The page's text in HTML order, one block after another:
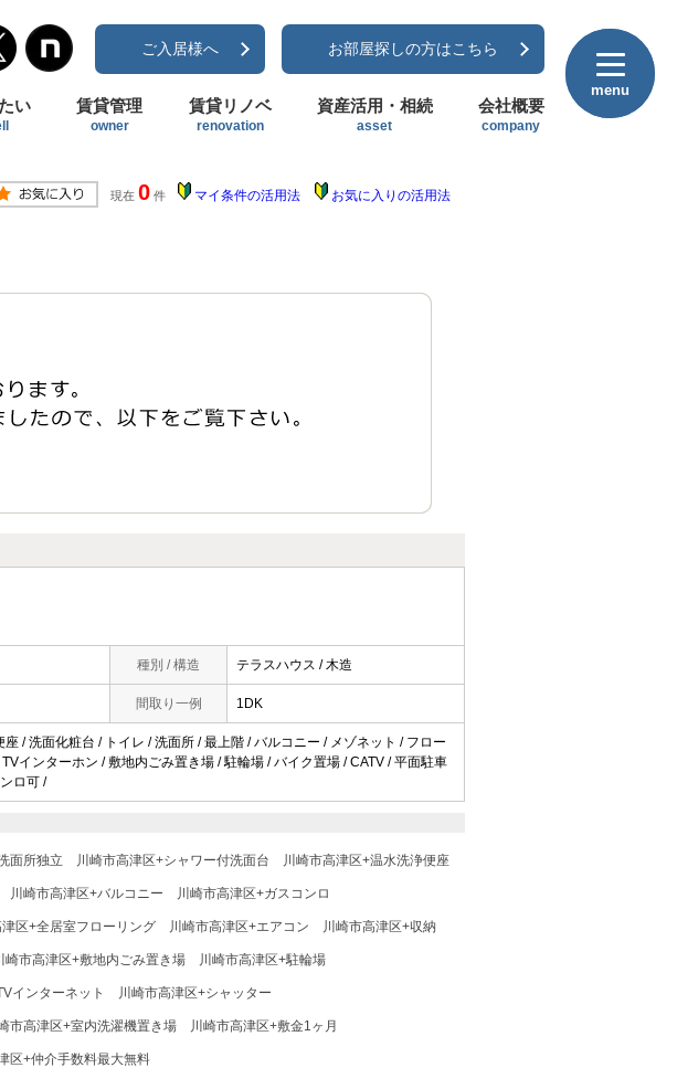
ご入居様へ お部屋探しの方はこちら
い 賃貸管理
owner
賃貸リノベ
renovation
資産活用・相続
asset
会社概要
company
menu
menu
現在 0 件 マイ条件の活用法 お気に入りの活用法
種別 / 構造 テラスハウス / 木造
間取り一例 1DK
/ 洗面化粧台 / トイレ / 洗面所 / 最上階 / バルコニー / メゾネット / フロー
インターホン / 敷地内ごみ置き場 / 駐輪場 / バイク置場 / CATV / 平面駐車
ロ可 /
面所独立 川崎市高津区+シャワー付洗面台 川崎市高津区+温水洗浄便座
川崎市高津区+バルコニー 川崎市高津区+ガスコンロ
津区+全居室フローリング 川崎市高津区+エアコン 川崎市高津区+収納
崎市高津区+敷地内ごみ置き場 川崎市高津区+駐輪場
インターネット 川崎市高津区+シャッター
市高津区+室内洗濯機置き場 川崎市高津区+敷金1ヶ月
区+仲介手数料最大無料